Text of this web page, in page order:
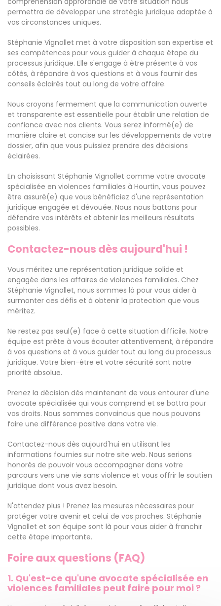
permettra de développer une stratégie juridique adaptée à
vos circonstances uniques.
Stéphanie Vignollet met à votre disposition son expertise et
ses compétences pour vous guider à chaque étape du
processus juridique. Elle s'engage à être présente à vos
côtés, à répondre à vos questions et à vous fournir des
conseils éclairés tout au long de votre affaire.
Nous croyons fermement que la communication ouverte
et transparente est essentielle pour établir une relation de
confiance avec nos clients. Vous serez informé(e) de
manière claire et concise sur les développements de votre
dossier, afin que vous puissiez prendre des décisions
éclairées.
En choisissant Stéphanie Vignollet comme votre avocate
spécialisée en violences familiales à Hourtin, vous pouvez
être assuré(e) que vous bénéficiez d'une représentation
juridique engagée et dévouée. Nous nous battons pour
défendre vos intérêts et obtenir les meilleurs résultats
possibles.
Contactez-nous dès aujourd'hui !
Vous méritez une représentation juridique solide et
engagée dans les affaires de violences familiales. Chez
Stéphanie Vignollet, nous sommes là pour vous aider à
surmonter ces défis et à obtenir la protection que vous
méritez.
Ne restez pas seul(e) face à cette situation difficile. Notre
équipe est prête à vous écouter attentivement, à répondre
à vos questions et à vous guider tout au long du processus
juridique. Votre bien-être et votre sécurité sont notre
priorité absolue.
Prenez la décision dès maintenant de vous entourer d'une
avocate spécialisée qui vous comprend et se battra pour
vos droits. Nous sommes convaincus que nous pouvons
faire une différence positive dans votre vie.
Contactez-nous dès aujourd'hui en utilisant les
informations fournies sur notre site web. Nous serions
honorés de pouvoir vous accompagner dans votre
parcours vers une vie sans violence et vous offrir le soutien
juridique dont vous avez besoin.
N'attendez plus ! Prenez les mesures nécessaires pour
protéger votre avenir et celui de vos proches. Stéphanie
Vignollet et son équipe sont là pour vous aider à franchir
cette étape importante.
Foire aux questions (FAQ)
1. Qu'est-ce qu'une avocate spécialisée en
violences familiales peut faire pour moi ?